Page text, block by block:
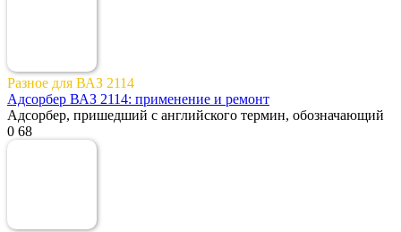
Разное для ВАЗ 2114
Адсорбер ВАЗ 2114: применение и ремонт
Адсорбер, пришедший с английского термин, обозначающий
0 68